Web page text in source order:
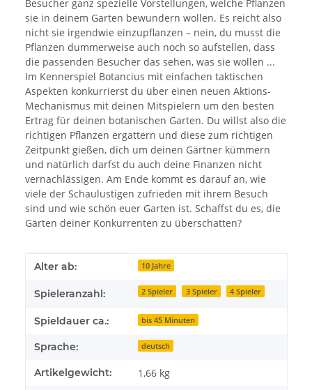
Besucher ganz spezielle Vorstellungen, welche Pflanzen
sie in deinem Garten bewundern wollen. Es reicht also
nicht sie irgendwie einzupflanzen – nein, du musst die
Pflanzen dummerweise auch noch so aufstellen, dass
die passenden Besucher das sehen, was sie wollen ...
Im Kennerspiel Botancius mit einfachen taktischen
Aspekten konkurrierst du über einen neuen Aktions-
Mechanismus mit deinen Mitspielern um den besten
Ertrag für deinen botanischen Garten. Du willst also die
richtigen Pflanzen ergattern und diese zum richtigen
Zeitpunkt gießen, dich um deinen Gärtner kümmern
und natürlich darfst du auch deine Finanzen nicht
vernachlässigen. Am Ende kommt es darauf an, wie
viele der Schaulustigen zufrieden mit ihrem Besuch
sind und wie schön euer Garten ist. Schaffst du es, die
Gärten deiner Konkurrenten zu überschatten?
Produkteigenschaft
Wert
Alter ab: 10 Jahre
Spieleranzahl: 2 Spieler 3 Spieler 4 Spieler
Spieldauer ca.: bis 45 Minuten
Sprache: deutsch
Artikelgewicht: 1,66 kg